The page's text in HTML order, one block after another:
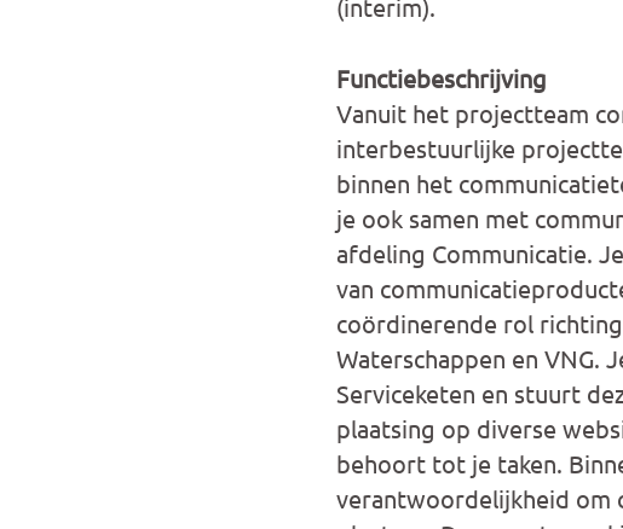
(interim).
Functiebeschrijving
Vanuit het projectteam
interbestuurlijke
binnen het
je ook samen met
afdeling Communicatie.
van
coördinerende rol
Waterschappen en VNG.
Serviceketen en stuurt
plaatsing op diverse
behoort tot je taken.
verantwoordelijkheid om